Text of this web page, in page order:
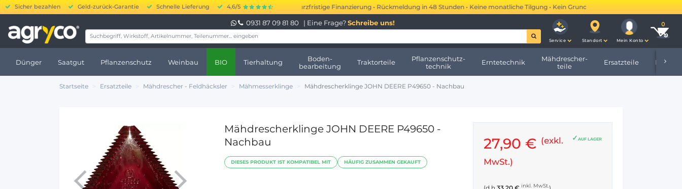
Sicher bezahlen Geld-zurück-Garantie Schnelle Lieferung 4,6/5
20.000 bis 250.000 € kurzfristige Finanzierung • Rückmeldung in 48 Stunden • Keine monatliche Tilgung • Kein Grundbucheintrag •
0931 87 09 81 80 | Eine Frage? Schreibe uns!
Service Standort Mein Konto
Dünger Saatgut Pflanzenschutz Weinbau BIO Tierhaltung
Boden-
bearbeitung
Traktorteile
Pflanzenschutz-
technik
Erntetechnik
Mähdrescher-
teile
Ersatzteile
Startseite Ersatzteile Mähdrescher - Feldhäcksler Mähmesserklinge Mähdrescherklinge JOHN DEERE P49650 - Nachbau
Mähdrescherklinge JOHN DEERE P49650 -
Nachbau
DIESES PRODUKT IST KOMPATIBEL MIT HÄUFIG ZUSAMMEN GEKAUFT
AUF LAGER
27,90 € (exkl.
MwSt.)
inkl. MwSt.